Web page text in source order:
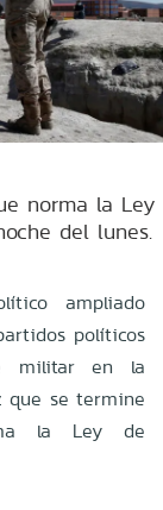
norma la Ley
del lunes.
ampliado
políticos
militar en la
que se termine
la Ley de